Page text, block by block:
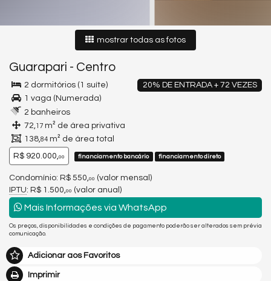
mostrar todas as fotos
Guarapari - Centro
20% DE ENTRADA + 72 VEZES
2 dormitórios (1 suíte)
1 vaga (Numerada)
2 banheiros
72,17 m² de área privativa
138,84 m² de área total
R$ 920.000,00 financiamento bancário financiamento direto
Condomínio: R$ 550, 00 (valor mensal)
IPTU: R$ 1.500, 00 (valor anual)
Mais Informações via WhatsApp
Os preços, disponibilidades e condições de pagamento poderão ser alterados sem prévia
comunicação.
Adicionar aos Favoritos
Imprimir